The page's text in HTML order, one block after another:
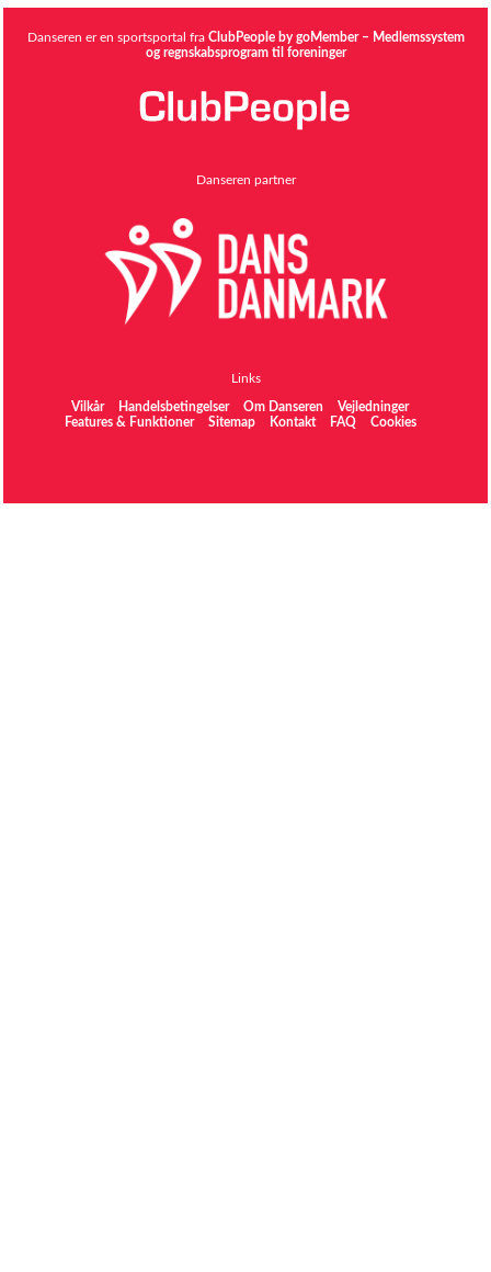
Danseren er en sportsportal fra ClubPeople by goMember – Medlemssystem
og regnskabsprogram til foreninger
Danseren partner
Links
Vilkår Handelsbetingelser Om Danseren
Vejledninger
Features & Funktioner
Sitemap Kontakt FAQ Cookies